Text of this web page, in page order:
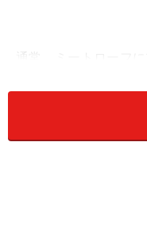
通常、ミートローフ
よる具の破裂や切り
レンジ加熱で出た肉